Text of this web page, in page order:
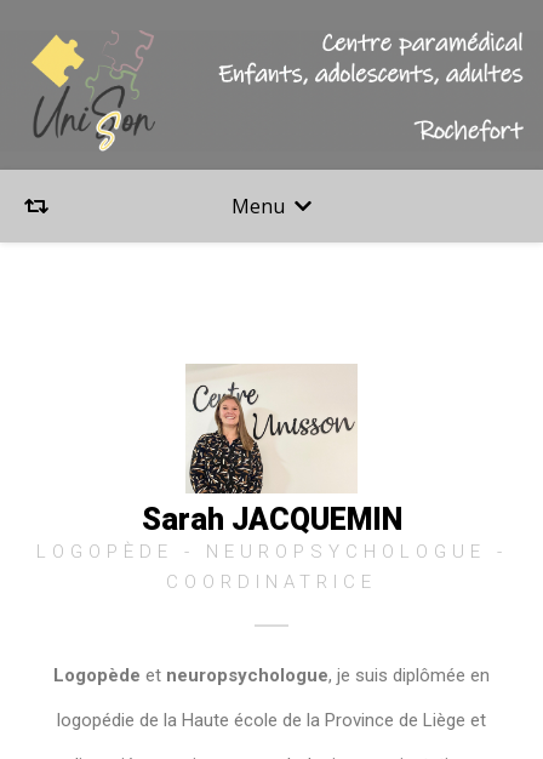
Menu
Sarah JACQUEMIN
LOGOPÈDE - NEUROPSYCHOLOGUE -
COORDINATRICE
Logopède et neuropsychologue, je suis diplômée en
logopédie de la Haute école de la Province de Liège et